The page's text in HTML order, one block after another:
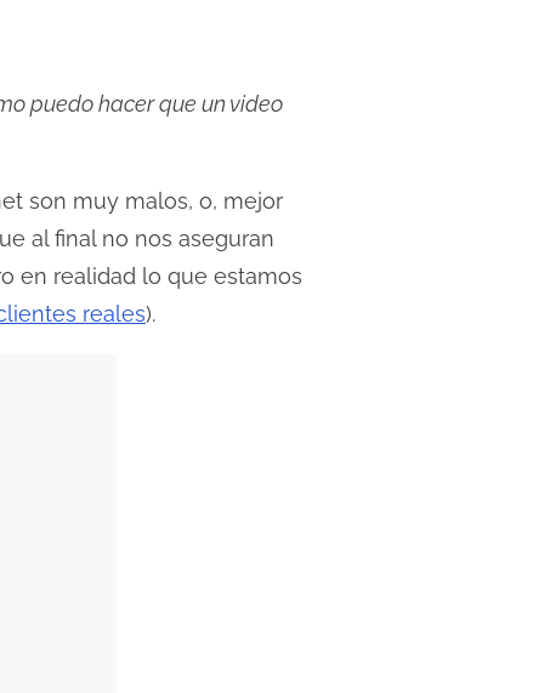
puedo hacer que un video
son muy malos, o, mejor
al final no nos aseguran
en realidad lo que estamos
reales).